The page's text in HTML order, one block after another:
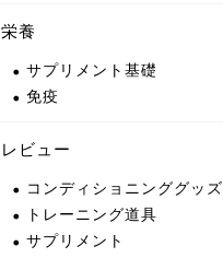
栄養
サプリメント基礎
免疫
レビュー
コンディショニンググッズ
トレーニング道具
サプリメント